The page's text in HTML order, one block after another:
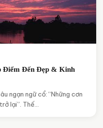
Điểm Đến Đẹp & Kinh
ngạn ngữ cổ: “Những cơn
lại”. Thế…